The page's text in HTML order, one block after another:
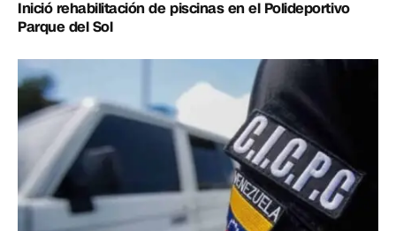
Inició rehabilitación de piscinas en el Polideportivo
Parque del Sol